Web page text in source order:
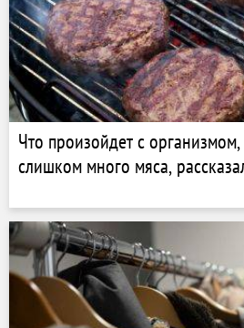
Что произойдет с организмом,
слишком много мяса,